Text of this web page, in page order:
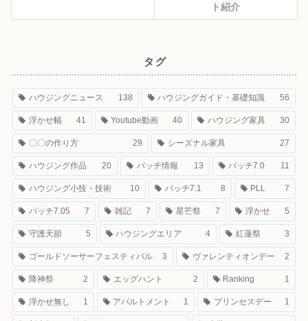
ト紹介
タグ
ハウジングニュース 138 ハウジングガイド・基礎知識 56
浮かせ幅 41 Youtube動画 40 ハウジング家具 30
〇〇の作り方 29 シーズナル家具 27
ハウジング作品 20 パッチ情報 13 パッチ7.0 11
ハウジング小技・技術 10 パッチ7.1 8 PLL 7
パッチ7.05 7 雑記 7 星芒祭 7 浮かせ 5
守護天節 5 ハウジングエリア 4 紅蓮祭 3
ゴールドソーサーフェスティバル 3 ヴァレンティオンデー 2
降神祭 2 エッグハント 2 Ranking 1
浮かせ無し 1 アパルトメント 1 プリンセスデー 1